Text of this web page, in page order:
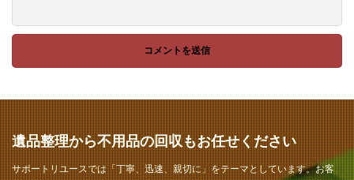
遺品整理から不用品の回収もお任せください
サポートリユースでは「丁寧、迅速、親切に」をテーマとしています。お客